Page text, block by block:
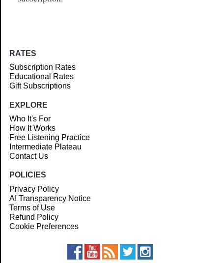
RATES
Subscription Rates
Educational Rates
Gift Subscriptions
EXPLORE
Who It's For
How It Works
Free Listening Practice
Intermediate Plateau
Contact Us
POLICIES
Privacy Policy
AI Transparency Notice
Terms of Use
Refund Policy
Cookie Preferences